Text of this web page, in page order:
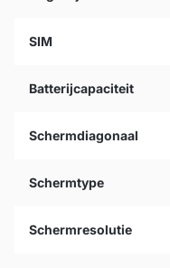
SIM
Batterijcapaciteit
Schermdiagonaal
Schermtype
Schermresolutie